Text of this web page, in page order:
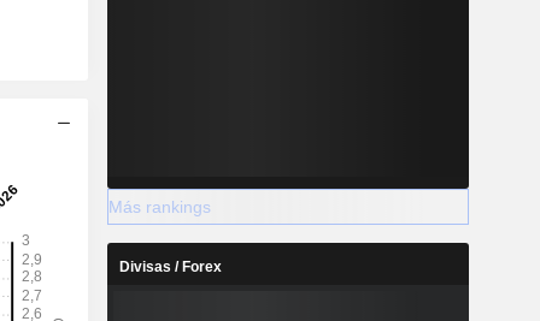
Más rankings
Divisas / Forex